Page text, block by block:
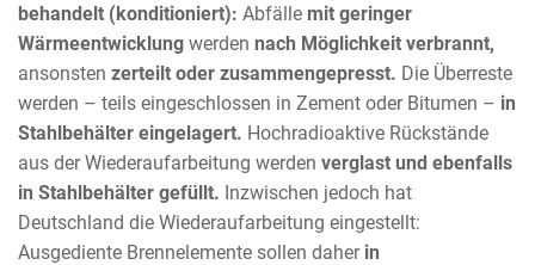
behandelt (konditioniert): Abfälle mit geringer
Wärmeentwicklung werden nach Möglichkeit verbrannt,
ansonsten zerteilt oder zusammengepresst. Die Überreste
werden – teils eingeschlossen in Zement oder Bitumen – in
Stahlbehälter eingelagert. Hochradioaktive Rückstände
aus der Wiederaufarbeitung werden verglast und ebenfalls
in Stahlbehälter gefüllt. Inzwischen jedoch hat
Deutschland die Wiederaufarbeitung eingestellt:
Ausgediente Brennelemente sollen daherin